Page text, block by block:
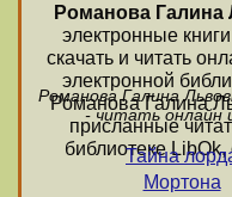
Романова Галина
электронные
скачать и читать
электронной
Романова Галина
присланные
библиотеке
Романова Галина
- читать онлайн
Тайна
Мортона